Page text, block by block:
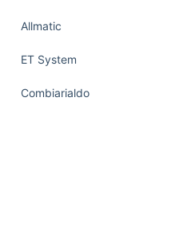
Allmatic
ET System
Combiarialdo